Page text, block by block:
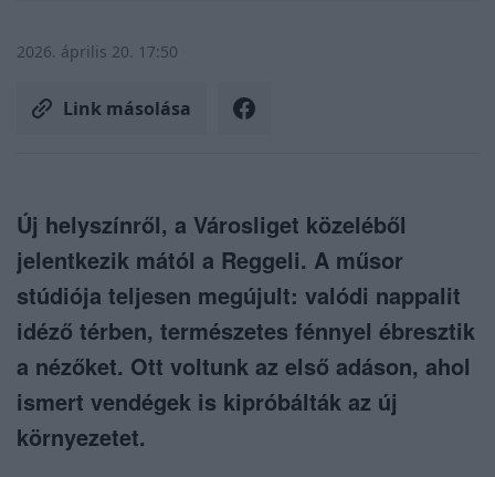
2026. április 20. 17:50
Link másolása
Új helyszínről, a Városliget közeléből
jelentkezik mától a Reggeli. A műsor
stúdiója teljesen megújult: valódi nappalit
idéző térben, természetes fénnyel ébresztik
a nézőket. Ott voltunk az első adáson, ahol
ismert vendégek is kipróbálták az új
környezetet.